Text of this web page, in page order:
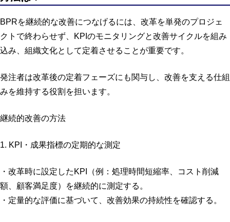
BPRを継続的な改善につなげるには、改革を単発のプロジェ
クトで終わらせず、KPIのモニタリングと改善サイクルを組み
込み、組織文化として定着させることが重要です。
発注者は改革後の定着フェーズにも関与し、改善を支える仕組
みを維持する役割を担います。
継続的改善の方法
1. KPI・成果指標の定期的な測定
・改革時に設定したKPI（例：処理時間短縮率、コスト削減
額、顧客満足度）を継続的に測定する。
・定量的な評価に基づいて、改善効果の持続性を確認する。